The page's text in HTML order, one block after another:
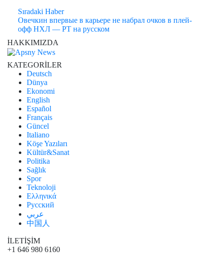
Sıradaki Haber
Овечкин впервые в карьере не набрал очков в плей-
офф НХЛ — РТ на русском
HAKKIMIZDA
KATEGORİLER
Deutsch
Dünya
Ekonomi
English
Español
Français
Güncel
Italiano
Köşe Yazıları
Kültür&Sanat
Politika
Sağlık
Spor
Teknoloji
Ελληνικά
Русский
عربي
中国人
İLETİŞİM
+1 646 980 6160